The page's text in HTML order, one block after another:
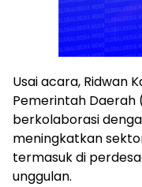
Usai acara, Ridwan
Pemerintah Daerah
berkolaborasi
meningkatkan
termasuk di
unggulan.